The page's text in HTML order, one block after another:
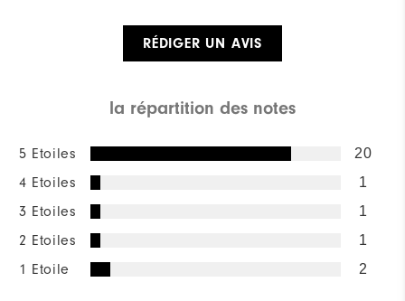
RÉDIGER UN AVIS
la répartition des notes
5 Etoiles 20
4 Etoiles 1
3 Etoiles 1
2 Etoiles 1
1 Etoile 2